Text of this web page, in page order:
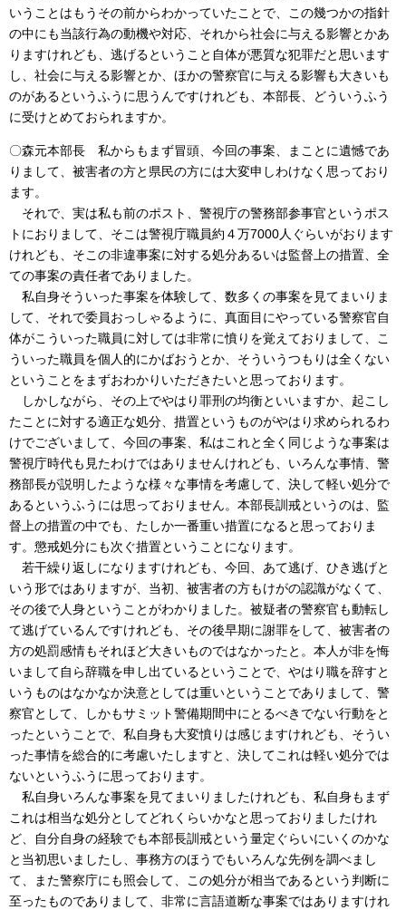
いうことはもうその前からわかっていたことで、この幾つかの指針
の中にも当該行為の動機や対応、それから社会に与える影響とかあ
りますけれども、逃げるということ自体が悪質な犯罪だと思います
し、社会に与える影響とか、ほかの警察官に与える影響も大きいも
のがあるというふうに思うんですけれども、本部長、どういうふう
に受けとめておられますか。
〇森元本部長 私からもまず冒頭、今回の事案、まことに遺憾であ
りまして、被害者の方と県民の方には大変申しわけなく思っており
ます。
それで、実は私も前のポスト、警視庁の警務部参事官というポス
トにおりまして、そこは警視庁職員約４万7000人ぐらいがおります
けれども、そこの非違事案に対する処分あるいは監督上の措置、全
ての事案の責任者でありました。
私自身そういった事案を体験して、数多くの事案を見てまいりま
して、それで委員おっしゃるように、真面目にやっている警察官自
体がこういった職員に対しては非常に憤りを覚えておりまして、こ
ういった職員を個人的にかばおうとか、そういうつもりは全くない
ということをまずおわかりいただきたいと思っております。
しかしながら、その上でやはり罪刑の均衡といいますか、起こし
たことに対する適正な処分、措置というものがやはり求められるわ
けでございまして、今回の事案、私はこれと全く同じような事案は
警視庁時代も見たわけではありませんけれども、いろんな事情、警
務部長が説明したような様々な事情を考慮して、決して軽い処分で
あるというふうには思っておりません。本部長訓戒というのは、監
督上の措置の中でも、たしか一番重い措置になると思っておりま
す。懲戒処分にも次ぐ措置ということになります。
若干繰り返しになりますけれども、今回、あて逃げ、ひき逃げと
いう形ではありますが、当初、被害者の方もけがの認識がなくて、
その後で人身ということがわかりました。被疑者の警察官も動転し
て逃げているんですけれども、その後早期に謝罪をして、被害者の
方の処罰感情もそれほど大きいものではなかったと。本人が非を悔
いまして自ら辞職を申し出ているということで、やはり職を辞すと
いうものはなかなか決意としては重いということでありまして、警
察官として、しかもサミット警備期間中にとるべきでない行動をと
ったということで、私自身も大変憤りは感じますけれども、そうい
った事情を総合的に考慮いたしますと、決してこれは軽い処分では
ないというふうに思っております。
私自身いろんな事案を見てまいりましたけれども、私自身もまず
これは相当な処分としてどれくらいかなと思っておりましたけれ
ど、自分自身の経験でも本部長訓戒という量定ぐらいにいくのかな
と当初思いましたし、事務方のほうでもいろんな先例を調べまし
て、また警察庁にも照会して、この処分が相当であるという判断に
至ったものでありまして、非常に言語道断な事案ではありますけれ